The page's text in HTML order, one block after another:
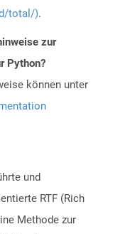
total/).
zur
Python?
können unter
und
RTF (Rich
Methode zur